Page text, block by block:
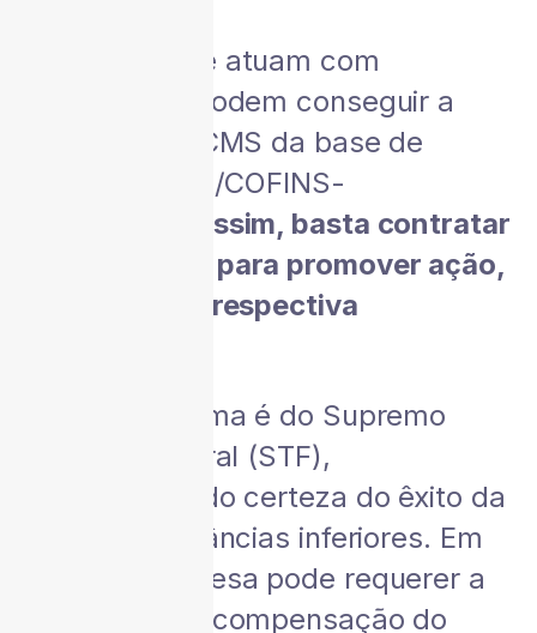
Empresas que atuam com
importação, podem conseguir a
exclusão do ICMS da base de
cálculo do PIS/COFINS-
Assim, basta contratar
um advogado para promover ação,
requerendo a respectiva
A decisão acima é do Supremo
Tribunal Federal (STF),
proporcionando certeza do êxito da
ação nas instâncias inferiores. Em
suma, a empresa pode requerer a
devolução ou compensação do